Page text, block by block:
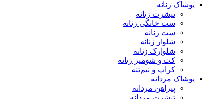
پوشاک زنانه
تیشرت زنانه
ست خانگی زنانه
ست زنانه
شلوار زنانه
شلوارک زنانه
کت و شومیز زنانه
کراپ و نیم‌تنه
پوشاک مردانه
پیراهن مردانه